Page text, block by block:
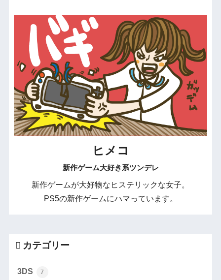
ヒメコ
新作ゲーム大好き系ツンデレ
新作ゲームが大好物なヒステリックな女子。
PS5の新作ゲームにハマっています。
カテゴリー
3DS 7